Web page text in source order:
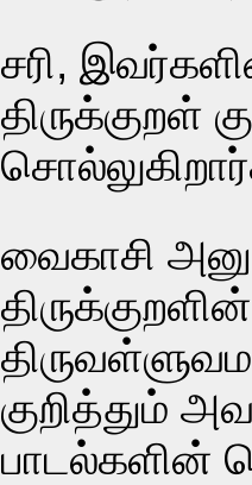
சரி,
திருக்குறள்
வைகாசி
குறித்தும்
பாடல்களின்